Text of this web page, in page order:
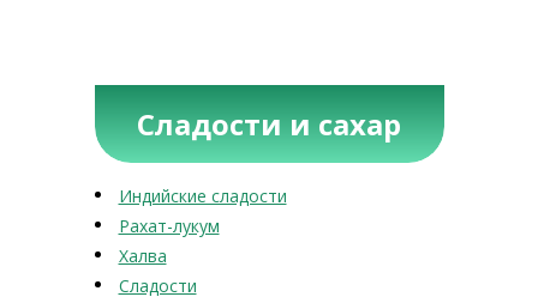
Сладости и сахар
Индийские сладости
Рахат-лукум
Халва
Сладости